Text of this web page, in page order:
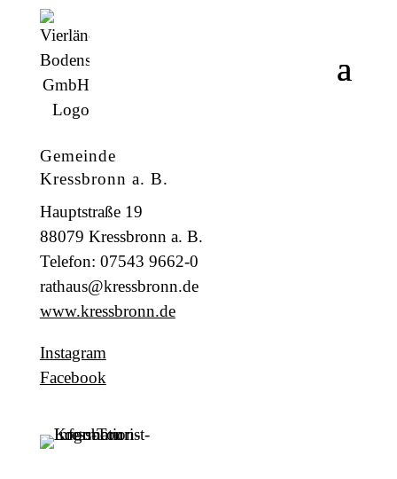
Gemeinde
Kressbronn a. B.
Hauptstraße 19
88079 Kressbronn a. B.
Telefon: 07543 9662-0
rathaus@kressbronn.de
www.kressbronn.de
Instagram
Facebook